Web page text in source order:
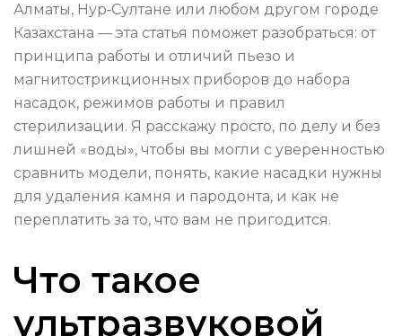
Алматы, Нур‑Султане или любом другом городе
Казахстана — эта статья поможет разобраться: от
принципа работы и отличий пьезо и
магнитострикционных приборов до набора
насадок, режимов работы и правил
стерилизации. Я расскажу просто, по делу и без
лишней «воды», чтобы вы могли с уверенностью
сравнить модели, понять, какие насадки нужны
для удаления камня и пародонта, и как не
переплатить за то, что вам не пригодится.
Что такое
ультразвуковой